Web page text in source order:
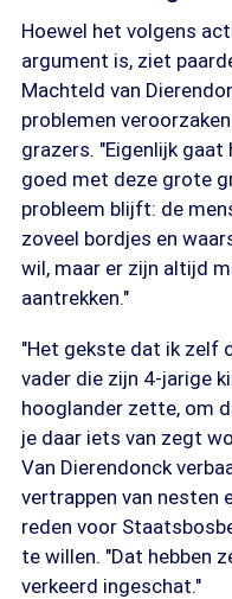
Hoewel het volgens
argument is, ziet
Machteld van
problemen
grazers. "Eigenlijk gaat
goed met deze grote
probleem blijft: de
zoveel bordjes en
wil, maar er zijn altijd
aantrekken."
"Het gekste dat ik zelf
vader die zijn 4-jarige
hooglander zette, om
je daar iets van zegt
Van Dierendonck
vertrappen van nesten
reden voor
te willen. "Dat hebben
verkeerd ingeschat."